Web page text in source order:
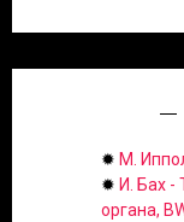
✹ М.
✹ И. Бах -
органа,